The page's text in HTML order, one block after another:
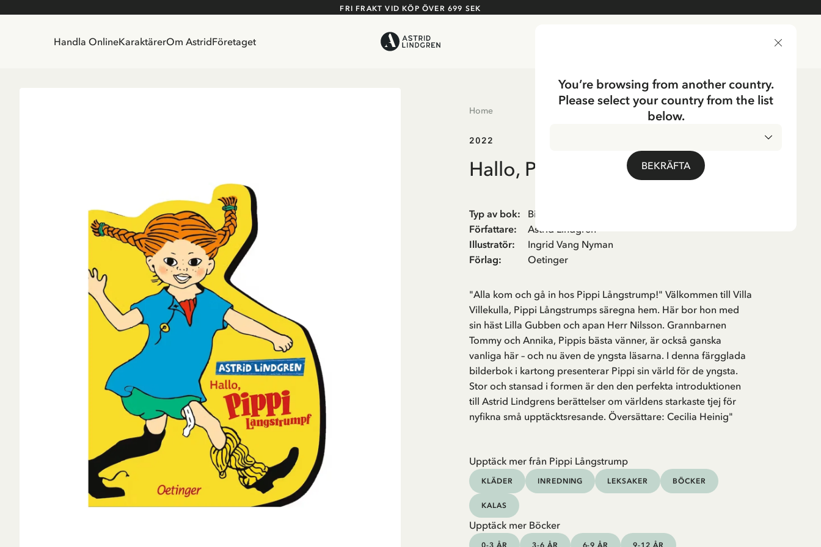
FRI FRAKT VID KÖP ÖVER 699 SEK
Handla OnlineKaraktärerOm AstridFöretaget
Home
2022
Hallo, Pippi Langstrumpf!
Typ av bok:
Bilderbok
Författare:
Astrid Lindgren
Illustratör:
Ingrid Vang Nyman
Förlag: Oetinger
"Alla kom och gå in hos Pippi Långstrump!" Välkommen till Villa
Villekulla, Pippi Långstrumps säregna hem. Här bor hon med
sin häst Lilla Gubben och apan Herr Nilsson. Grannbarnen
Tommy och Annika, Pippis bästa vänner, är också ganska
vanliga här – och nu även de yngsta läsarna. I denna färgglada
bilderbok i kartong presenterar Pippi sin värld för de yngsta.
Stor och stansad i formen är den den perfekta introduktionen
till Astrid Lindgrens berättelser om världens starkaste tjej för
nyfikna små upptäcktsresande. Översättare: Cecilia Heinig"
Upptäck mer från Pippi Långstrump
KLÄDER INREDNING LEKSAKER BÖCKER
KALAS
Upptäck mer Böcker
0-3 ÅR 3-6 ÅR 6-9 ÅR 9-12 ÅR
You’re browsing from another country.
Please select your country from the list
below.
BEKRÄFTA